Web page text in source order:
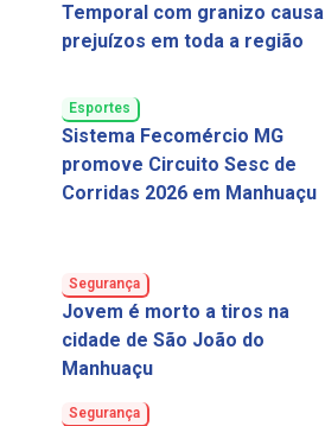
Temporal com granizo causa
prejuízos em toda a região
Esportes
Sistema Fecomércio MG
promove Circuito Sesc de
Corridas 2026 em Manhuaçu
Segurança
Jovem é morto a tiros na
cidade de São João do
Manhuaçu
Segurança